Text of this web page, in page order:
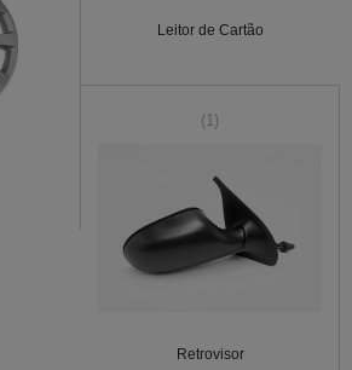
Leitor de Cartão
(1)
Retrovisor